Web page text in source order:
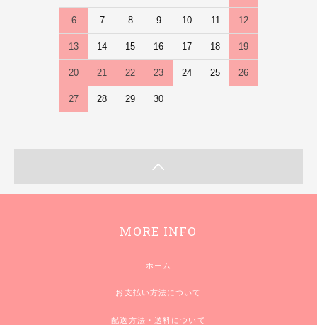
6 7 8 9 10 11 12
13 14 15 16 17 18 19
20 21 22 23 24 25 26
27 28 29 30
MORE INFO
ホーム
お支払い方法について
配送方法・送料について